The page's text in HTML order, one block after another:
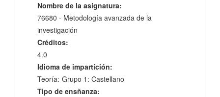
Nombre de la asignatura:
76680 - Metodología avanzada de la
investigación
Créditos:
4.0
Idioma de impartición:
Teoría: Grupo 1: Castellano
Tipo de ensñanza: